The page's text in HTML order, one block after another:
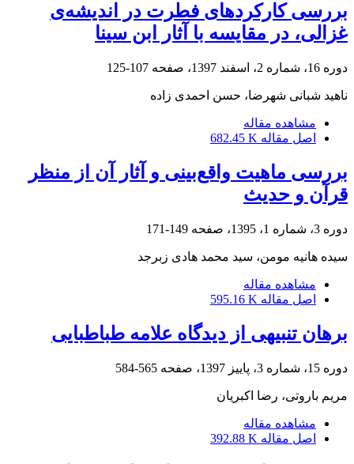
بررسی کارکردهای فطرت در‌ اندیشه‌ی
غزالی، در مقایسه با آثار ابن سینا
دوره 16، شماره 2، اسفند 1397، صفحه 107-125
ناهید شبانی شهرضا، حسن احمدی زاده
مشاهده مقاله
اصل مقاله 682.45 K
بررسی ماهیت واقع‌بینی و آثار آن از منظر
قرآن و حدیث
دوره 3، شماره 1، 1395، صفحه 149-171
سیده هانیه مومن، سید محمد هادی زبرجد
مشاهده مقاله
اصل مقاله 595.16 K
برهان تنبیهی از دیدگاه علامه طباطبایی
دوره 15، شماره 3، پاییز 1397، صفحه 565-584
مریم باروتی، رضا اکبریان
مشاهده مقاله
اصل مقاله 392.88 K